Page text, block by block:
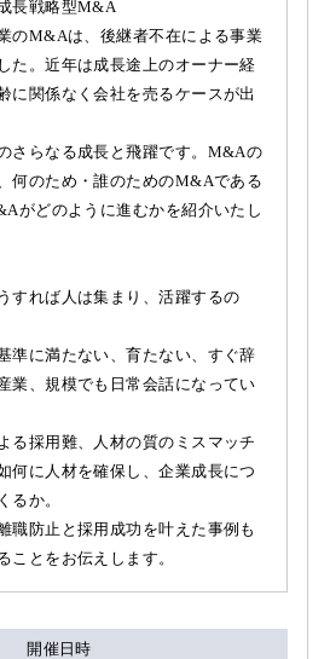
長戦略型M&A
のM&Aは、後継者不在による事業
た。近年は成長途上のオーナー経
に関係なく会社を売るケースが出
さらなる成長と飛躍です。M&Aの
何のため・誰のためのM&Aである
がどのように進むかを紹介いたし
すれば人は集まり、活躍するの
準に満たない、育たない、すぐ辞
業、規模でも日常会話になってい
る採用難、人材の質のミスマッチ
何に人材を確保し、企業成長につ
るか。
職防止と採用成功を叶えた事例も
ことをお伝えします。
開催日時